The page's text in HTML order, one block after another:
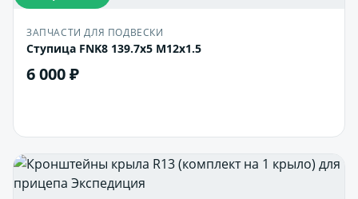
ЗАПЧАСТИ ДЛЯ ПОДВЕСКИ
Ступица FNK8 139.7x5 M12x1.5
6 000 ₽